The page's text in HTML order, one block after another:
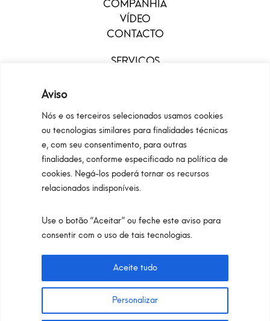
Aviso
Nós e os terceiros selecionados usamos cookies
ou tecnologias similares para finalidades técnicas
e, com seu consentimento, para outras
finalidades, conforme especificado na política de
cookies. Negá-los poderá tornar os recursos
relacionados indisponíveis.
Use o botão “Aceitar” ou feche este aviso para
consentir com o uso de tais tecnologias.
Personalizar
Aceite tudo
COMPANHIA
VÍDEO
CONTACTO
SERVIÇOS
Configurators Privacy Policy Cookie Policy
Pan S.r.l. – Via G. Michelucci 1, 50028 Barberino
Tavarnelle (Firenze) Italy
Partita IVA e C.F. IT03865770485 - SDI code:
1N74KED